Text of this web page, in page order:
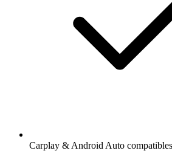
Carplay & Android Auto compatibles